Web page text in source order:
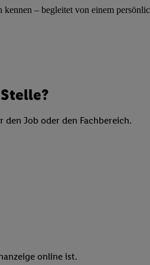
– begleitet von einem
Job oder den Fachbereich.
online ist.
Zwecke
von
Verwendung
von Profilen